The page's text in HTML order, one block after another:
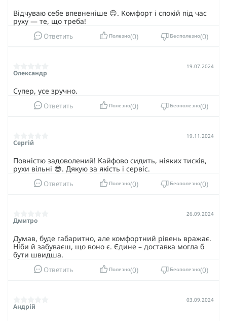
Відчуваю себе впевненіше 😊. Комфорт і спокій під час
руху — те, що треба!
Ответить Полезно 0 Бесполезно 0
Олександр
19.07.2024
Супер, усе зручно.
Ответить Полезно 0 Бесполезно 0
Сергій
19.11.2024
Повністю задоволений! Кайфово сидить, ніяких тисків,
рухи вільні 😎. Дякую за якість і сервіс.
Ответить Полезно 0 Бесполезно 0
Дмитро
26.09.2024
Думав, буде габаритно, але комфортний рівень вражає.
Ніби й забуваєш, що воно є. Єдине – доставка могла б
бути швидша.
Ответить Полезно 0 Бесполезно 0
Андрій
03.09.2024